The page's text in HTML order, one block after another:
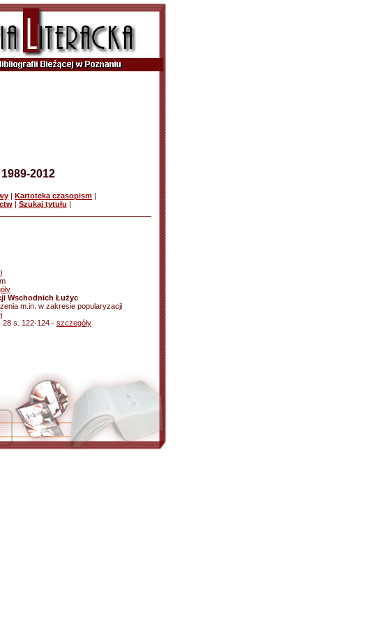
2012
| Kartoteka czasopism |
| Szukaj tytułu |
Wschodnich Łużyc
m.in. w zakresie popularyzacji
s. 122-124 - szczegóły